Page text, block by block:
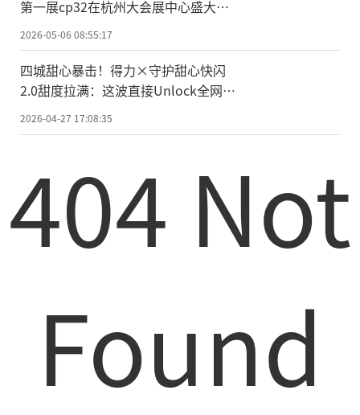
第一展cp32在杭州大会展中心盛大启
2026-05-06 08:55:17
四城甜心暴击！得力×守护甜心快闪
2.0甜度拉满：这波直接Unlock全网少
女心
2026-04-27 17:08:35
404 Not
Found